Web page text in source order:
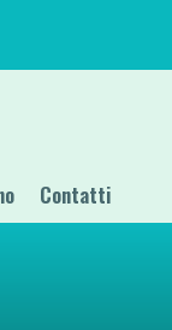
Contatti